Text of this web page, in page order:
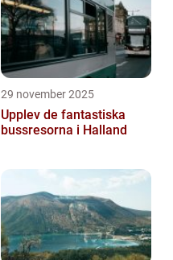
29 november 2025
Upplev de fantastiska
bussresorna i Halland